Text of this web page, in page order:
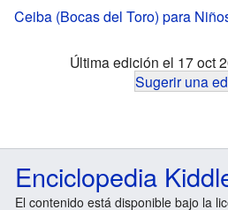
Ceiba (Bocas del Toro) para
Última edición el 17 oct
Sugerir una
Enciclopedia
El contenido está disponible bajo la